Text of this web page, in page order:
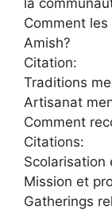
Comment
Amish?
Citation:
Traditions
Artisanat
Comment
Citations:
Scolarisation
Mission et
Gatherings